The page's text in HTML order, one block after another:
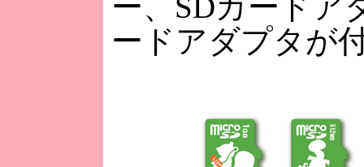
ードアダプタが